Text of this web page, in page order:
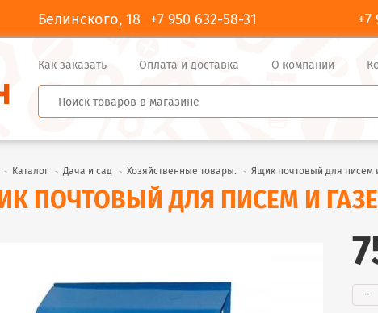
Белинского, 18 +7 950 632-58-31
Как заказать Оплата и доставка О компании
Каталог Дача и сад Хозяйственные товары. Ящик почтовый для писем
ПОЧТОВЫЙ ДЛЯ ПИСЕМ И
-